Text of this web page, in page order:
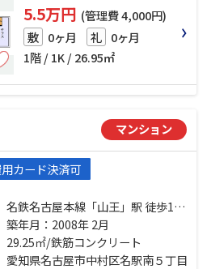
5.5万円 (管理費 4,000円)
敷 0ヶ月 礼 0ヶ月
1階 / 1K / 26.95㎡
マンション
カード決済可
名鉄名古屋本線「山王」駅 徒歩11
分 名古屋市営鶴舞線「大須観音」
駅 徒歩16分 名鉄名古屋本線「名鉄
名古屋」駅 徒歩21分
築年月：2008年 2月
29.25㎡/鉄筋コンクリート
愛知県名古屋市中村区名駅南５丁目